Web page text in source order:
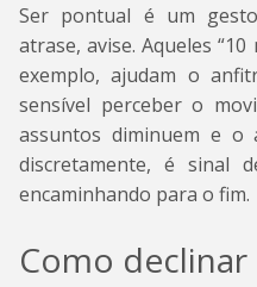
Ser pontual é um
atrase, avise. Aqueles
exemplo, ajudam o
sensível perceber o
assuntos diminuem e o
discretamente, é sinal
encaminhando para o fim.
Como